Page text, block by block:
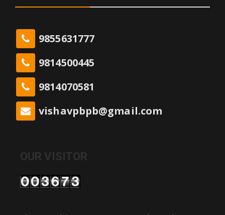
9855631777
9814500445
9814070581
vishavpbpb@gmail.com
OUR VISITOR